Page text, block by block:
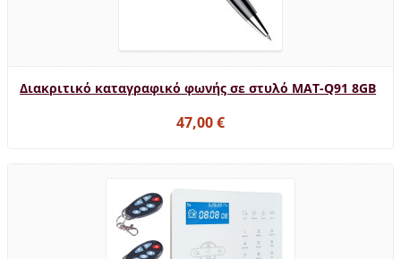
Διακριτικό καταγραφικό φωνής σε στυλό MAT-Q91 8GB
47,00 €